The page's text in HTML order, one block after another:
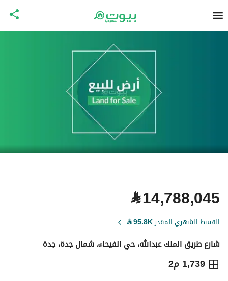
⃁14,788,045
القسط الشهري المقدر95.8K
⃁
شارع طريق الملك عبدالله، حي الفيحاء، شمال جدة، جدة
1,739 م2
⃁
14,788,045